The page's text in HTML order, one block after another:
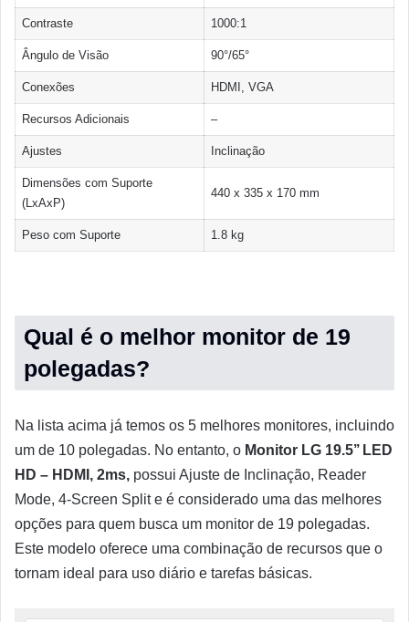
Contraste 1000:1
Ângulo de Visão 90°/65°
Conexões HDMI, VGA
Recursos Adicionais –
Ajustes Inclinação
Dimensões com Suporte
(LxAxP)
440 x 335 x 170 mm
Peso com Suporte 1.8 kg
Qual é o melhor monitor de 19
polegadas?
Na lista acima já temos os 5 melhores monitores, incluindo
um de 10 polegadas. No entanto, o Monitor LG 19.5’’ LED
HD – HDMI, 2ms, possui Ajuste de Inclinação, Reader
Mode, 4-Screen Split e é considerado uma das melhores
opções para quem busca um monitor de 19 polegadas.
Este modelo oferece uma combinação de recursos que o
tornam ideal para uso diário e tarefas básicas.